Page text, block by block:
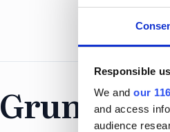
Responsible
We and our
and access
audience